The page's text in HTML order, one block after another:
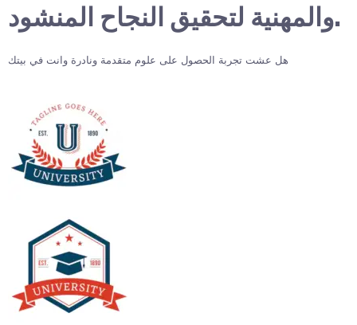
والمهنية لتحقيق النجاح المنشود.
هل عشت تجربة الحصول على علوم متقدمة ونادرة وانت في بيتك